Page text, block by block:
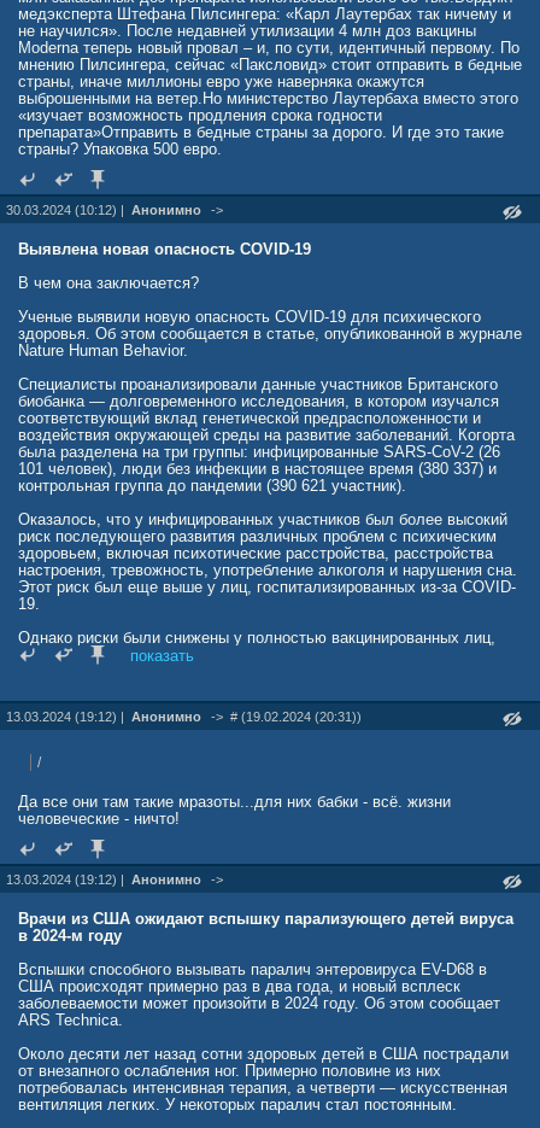
Такие микроорганизмы, как вирусы Ласса, Нипах, Эбола и Зика, к
серьезным глобальным угрозам относят лишь от 1% до 2%
опрошенных ученых.
На этой неделе Всемирная организация здравоохранения (ВОЗ)
выразила обеспокоенность по поводу возможности
распространения птичьего гриппа среди людей после вспышки
вируса H5N1 среди молочных коров в США.
«H5M1 — это гриппозная инфекция, возникшая преимущественно
среди домашней птицы и уток. Она активно распространялась в
течение последних двух лет и превратилась в глобальную
зоонозную пандемию. Большую озабоченность вызывает тот факт,
вирус эволюционирует и приобретает способность заражать
Фаррар. При этом пока не зарегистрировано ни одного случая
В апреле в Соединенных Штатах был выявлен первый случай
инфицирования человека вирусом птичьего гриппа H5N1 от скота.
vfokuse.mail.ru/article/naydena-svyaz-mezhdu-blizorukostyu-i-
bessonnicey-60757488/
медэксперта Штефана Пилсингера: «Карл Лаутербах так ничему и
не научился». После недавней утилизации 4 млн доз вакцины
Moderna теперь новый провал – и, по сути, идентичный первому. По
мнению Пилсингера, сейчас «Паксловид» стоит отправить в бедные
страны, иначе миллионы евро уже наверняка окажутся
выброшенными на ветер.Но министерство Лаутербаха вместо этого
«изучает возможность продления срока годности
препарата»Отправить в бедные страны за дорого. И где это такие
страны? Упаковка 500 евро.
30.03.2024 (10:12) | Анонимно ->
Выявлена новая опасность COVID-19
В чем она заключается?
Ученые выявили новую опасность COVID-19 для психического
здоровья. Об этом сообщается в статье, опубликованной в журнале
Nature Human Behavior.
Специалисты проанализировали данные участников Британского
биобанка — долговременного исследования, в котором изучался
соответствующий вклад генетической предрасположенности и
воздействия окружающей среды на развитие заболеваний. Когорта
была разделена на три группы: инфицированные SARS-CoV-2 (26
101 человек), люди без инфекции в настоящее время (380 337) и
контрольная группа до пандемии (390 621 участник).
Оказалось, что у инфицированных участников был более высокий
риск последующего развития различных проблем с психическим
здоровьем, включая психотические расстройства, расстройства
настроения, тревожность, употребление алкоголя и нарушения сна.
Этот риск был еще выше у лиц, госпитализированных из-за COVID-
19.
Однако риски были снижены у полностью вакцинированных лиц,
что подчеркивает защитный эффект вакцинации против развития
health.mail.ru/news/3269578-vyyavlena-novaya-opasnost-covid-19/
показать
13.03.2024 (19:12) | Анонимно -> # (19.02.2024 (20:31))
/
Да все они там такие мразоты...для них бабки - всё. жизни
человеческие - ничто!
13.03.2024 (19:12) | Анонимно ->
Врачи из США ожидают вспышку парализующего детей вируса
в 2024-м году
Вспышки способного вызывать паралич энтеровируса EV-D68 в
США происходят примерно раз в два года, и новый всплеск
заболеваемости может произойти в 2024 году. Об этом сообщает
ARS Technica.
Около десяти лет назад сотни здоровых детей в США пострадали
от внезапного ослабления ног. Примерно половине из них
потребовалась интенсивная терапия, а четверти — искусственная
вентиляция легких. У некоторых паралич стал постоянным.